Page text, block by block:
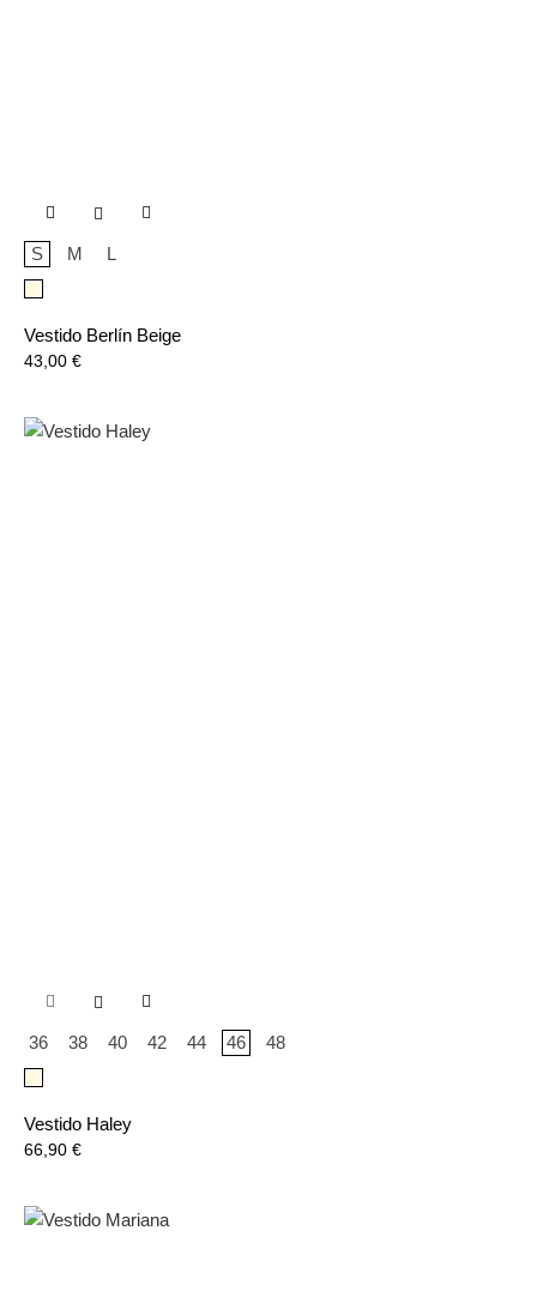

S M
L
Beige
Vestido Berlín Beige
Precio
43,00 €

36 38 40 42 44 46
48
Beige
Vestido Haley
Precio
66,90 €